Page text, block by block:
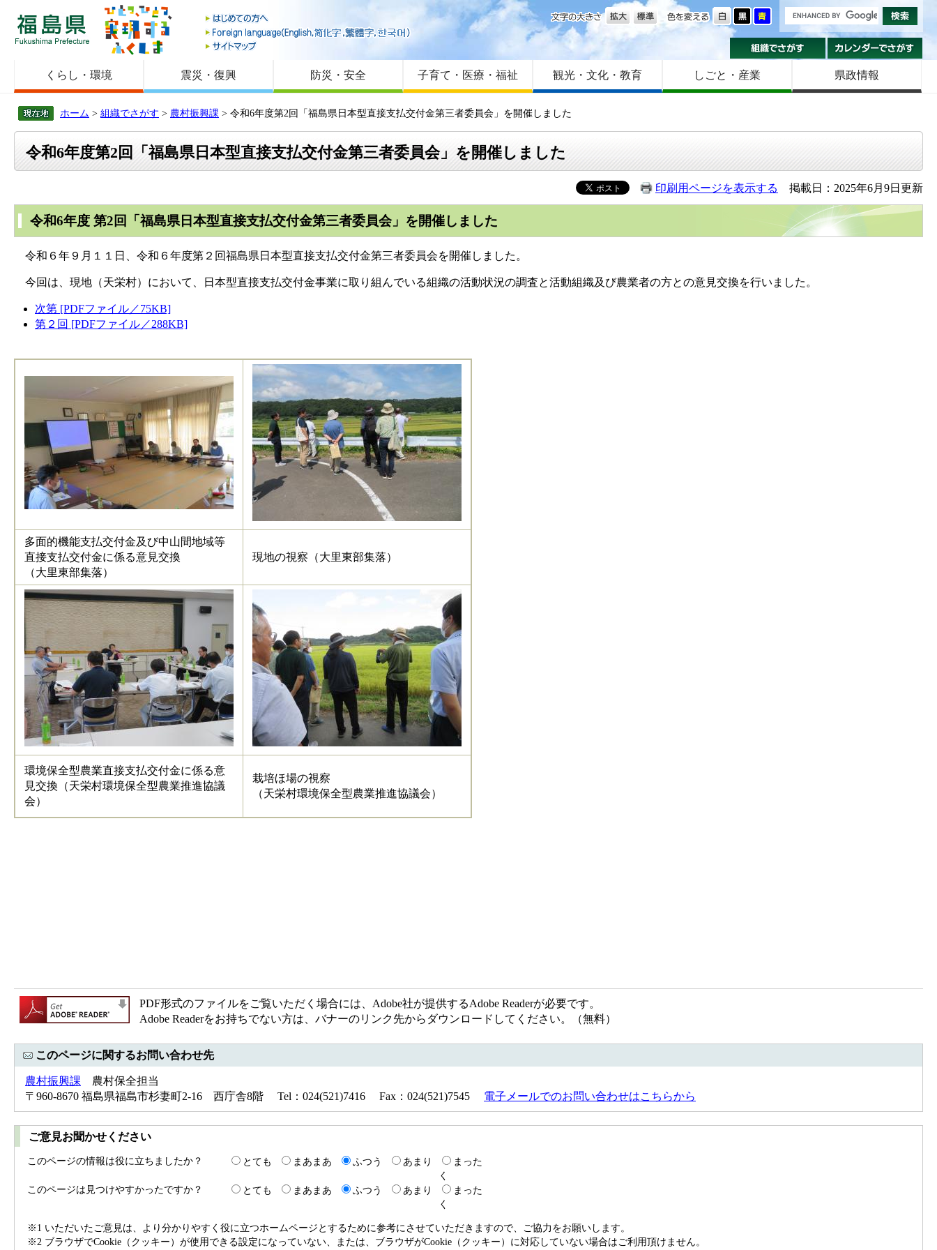
福島県
はじめての方へ
Foreign language
サイトマップ
色を変える
文字の大きさ
組織でさがす
くらし・環境 震災・復興 防災・安全 子育て・医療・福祉 観光・文化・教育 しごと・産業 県政情報
ホーム > 組織でさがす > 農村振興課 > 令和6年度第2回「福島県日本型直接支払交付金第三者委員会」を開催しました
令和6年度第2回「福島県日本型直接支払交付金第三者委員会」を開催しました
印刷用ページを表示する 掲載日：2025年6月9日更新
令和6年度 第2回「福島県日本型直接支払交付金第三者委員会」を開催しました
令和６年９月１１日、令和６年度第２回福島県日本型直接支払交付金第三者委員会を開催しました。
今回は、現地（天栄村）において、日本型直接支払交付金事業に取り組んでいる組織の活動状況の調査と活動組織及び農業者の方との意見交換を行いました。
次第 [PDFファイル／75KB]
第２回 [PDFファイル／288KB]
多面的機能支払交付金及び中山間地域等
直接支払交付金に係る意見交換
（大里東部集落）
現地の視察（大里東部集落）
環境保全型農業直接支払交付金に係る意
見交換（天栄村環境保全型農業推進協議
会）
栽培ほ場の視察
（天栄村環境保全型農業推進協議会）
PDF形式のファイルをご覧いただく場合には、Adobe社が提供するAdobe Readerが必要です。
Adobe Readerをお持ちでない方は、バナーのリンク先からダウンロードしてください。（無料）
このページに関するお問い合わせ先
農村振興課 農村保全担当
〒960-8670 福島県福島市杉妻町2-16 西庁舎8階 Tel：024(521)7416 Fax：024(521)7545 電子メールでのお問い合わせはこちらから
ご意見お聞かせください
このページの情報は役に立ちましたか？ とても まあまあ ふつう あまり
まった
く
このページは見つけやすかったですか？
とても まあまあ ふつう あまり
まった
く
※1 いただいたご意見は、より分かりやすく役に立つホームページとするために参考にさせていただきますので、ご協力をお願いします。
※2 ブラウザでCookie（クッキー）が使用できる設定になっていない、または、ブラウザがCookie（クッキー）に対応していない場合はご利用頂けません。